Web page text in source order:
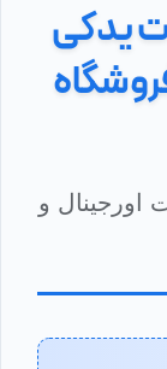
یدکی
اورجینال و